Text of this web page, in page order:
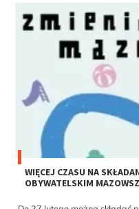
WIĘCEJ CZASU NA
OBYWATELSKIM